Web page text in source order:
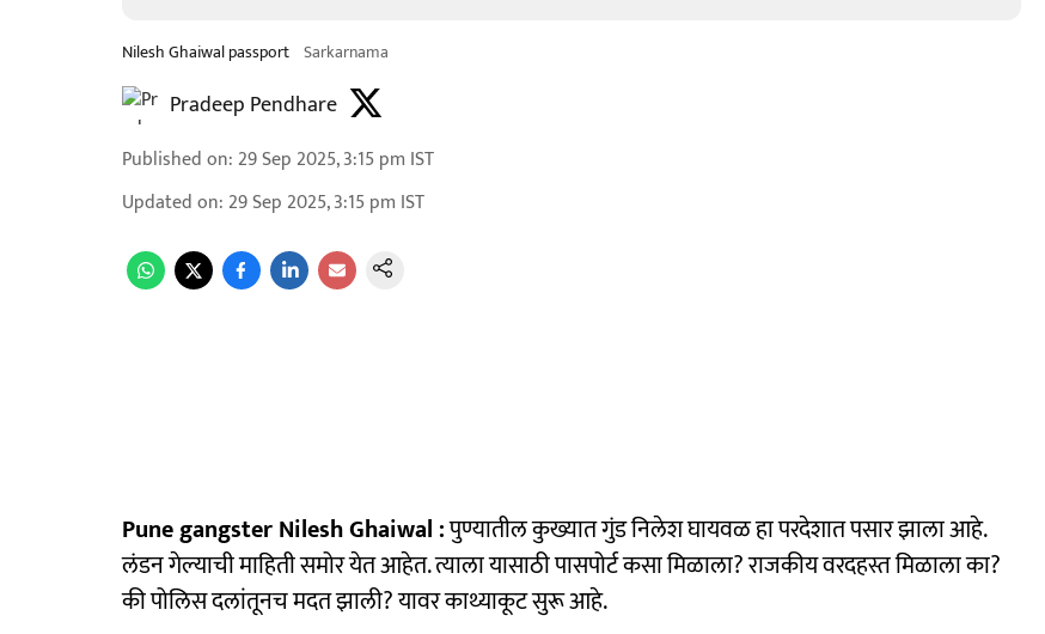
Nilesh Ghaiwal passport Sarkarnama
Pradeep Pendhare
Published on: 29 Sep 2025, 3:15 pm IST
Updated on: 29 Sep 2025, 3:15 pm IST
Pune gangster Nilesh Ghaiwal :पुण्यातील कुख्यात गुंड निलेश घायवळ हा परदेशात पसार झाला आहे.
लंडन गेल्याची माहिती समोर येत आहेत. त्याला यासाठी पासपोर्ट कसा मिळाला? राजकीय वरदहस्त मिळाला का?
की पोलिस दलांतूनच मदत झाली? यावर काथ्याकूट सुरू आहे.